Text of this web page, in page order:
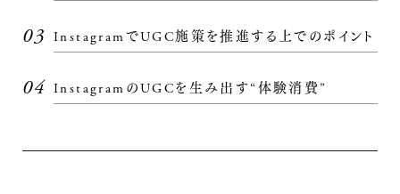
03 InstagramでUGC施策を推進する上でのポイント
04 InstagramのUGCを生み出す“体験消費”